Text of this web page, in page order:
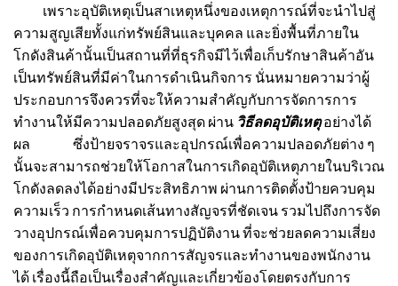
เพราะอุบัติเหตุเป็นสาเหตุหนึ่งของเหตุการณ์ที่จะนำไปสู่
ความสูญเสียทั้งแก่ทรัพย์สินและบุคคล และยิ่งพื้นที่ภายใน
โกดังสินค้านั้นเป็นสถานที่ที่ธุรกิจมีไว้เพื่อเก็บรักษาสินค้าอัน
เป็นทรัพย์สินที่มีค่าในการดำเนินกิจการ นั่นหมายความว่าผู้
ประกอบการจึงควรที่จะให้ความสำคัญกับการจัดการการ
ทำงานให้มีความปลอดภัยสูงสุด ผ่าน วิธีลดอุบัติเหตุอย่างได้
ผล ซึ่งป้ายจราจรและอุปกรณ์เพื่อความปลอดภัยต่าง ๆ
นั้นจะสามารถช่วยให้โอกาสในการเกิดอุบัติเหตุภายในบริเวณ
โกดังลดลงได้อย่างมีประสิทธิภาพ ผ่านการติดตั้งป้ายควบคุม
ความเร็ว การกำหนดเส้นทางสัญจรที่ชัดเจน รวมไปถึงการจัด
วางอุปกรณ์เพื่อควบคุมการปฏิบัติงาน ที่จะช่วยลดความเสี่ยง
ของการเกิดอุบัติเหตุจากการสัญจรและทำงานของพนักงาน
ได้ เรื่องนี้ถือเป็นเรื่องสำคัญและเกี่ยวข้องโดยตรงกับการ